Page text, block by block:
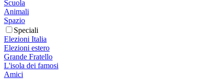
Scuola
Animali
Spazio
Speciali
Elezioni Italia
Elezioni estero
Grande Fratello
L'isola dei famosi
Amici